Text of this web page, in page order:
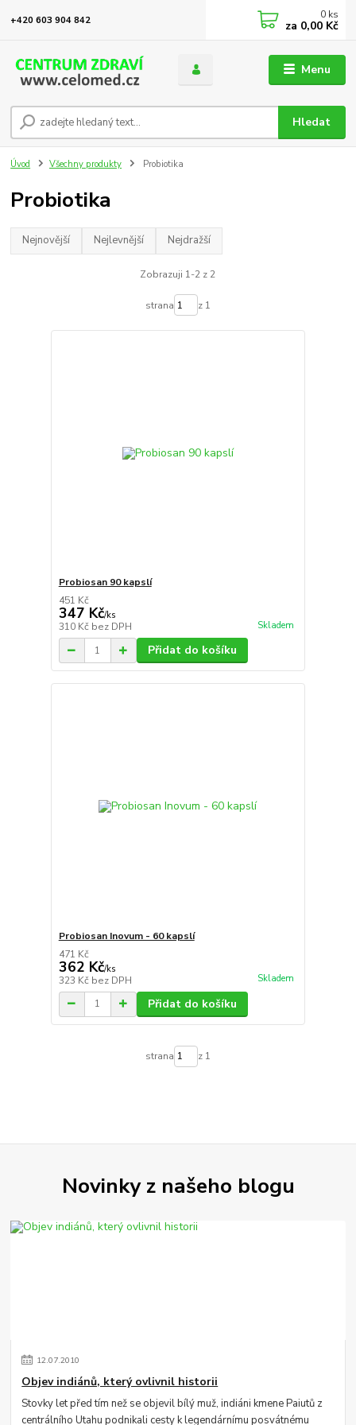
Menu
Hledat
+420 603 904 842 0 ks
za 0,00 Kč
Úvod Všechny produkty Probiotika
Probiotika
Nejnovější Nejlevnější Nejdražší
Zobrazuji 1-2 z 2
strana z 1
Probiosan 90 kapslí
451 Kč
347 Kč/ks
310 Kč bez DPH Skladem
Přidat do košíku
Probiosan Inovum - 60 kapslí
471 Kč
362 Kč/ks
323 Kč bez DPH Skladem
Přidat do košíku
strana z 1
Novinky z našeho blogu
12.07.2010
Objev indiánů, který ovlivnil historii
Stovky let před tím než se objevil bílý muž, indiáni kmene Paiutů z
centrálního Utahu podnikali cesty k legendárnímu posvátnému